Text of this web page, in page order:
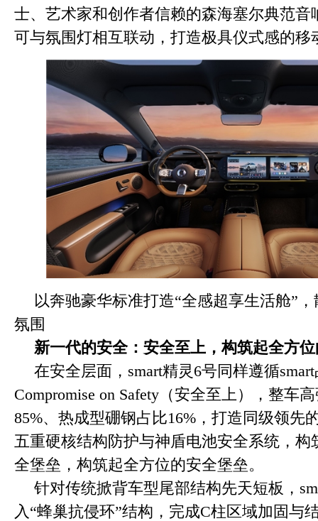
士、艺术家和创作者信赖的森海塞尔典范音
可与氛围灯相互联动，打造极具仪式感的移
以奔驰豪华标准打造“全感超享生活舱”
氛围
新一代的安全：安全至上，构筑起全方
在安全层面，smart精灵6号同样遵循
Compromise on Safety（安全至上），整车
85%、热成型硼钢占比16%，打造同级领先
五重硬核结构防护与神盾电池安全系统，构
全堡垒，构筑起全方位的安全堡垒。
针对传统掀背车型尾部结构先天短板，
入“蜂巢抗侵环”结构，完成C柱区域加固与